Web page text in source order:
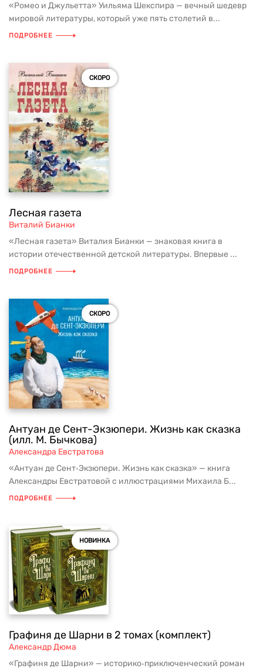
«Ромео и Джульетта» Уильяма Шекспира — вечный шедевр
мировой литературы, который уже пять столетий в...
ПОДРОБНЕЕ
СКОРО
Лесная газета
Виталий Бианки
«Лесная газета» Виталия Бианки — знаковая книга в
истории отечественной детской литературы. Впервые ...
ПОДРОБНЕЕ
СКОРО
Антуан де Сент-Экзюпери. Жизнь как сказка
(илл. М. Бычкова)
Александра Евстратова
«Антуан де Сент‑Экзюпери. Жизнь как сказка» — книга
Александры Евстратовой с иллюстрациями Михаила Б...
ПОДРОБНЕЕ
НОВИНКА
Графиня де Шарни в 2 томах (комплект)
Александр Дюма
«Графиня де Шарни» — историко‑приключенческий роман